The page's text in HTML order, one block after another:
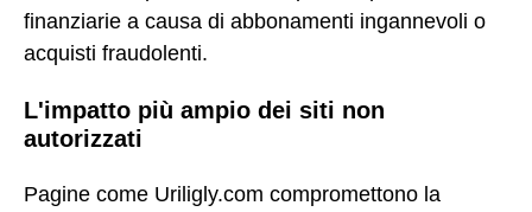
finanziarie a causa di abbonamenti ingannevoli o
acquisti fraudolenti.
L'impatto più ampio dei siti non
autorizzati
Pagine come Uriligly.com compromettono la